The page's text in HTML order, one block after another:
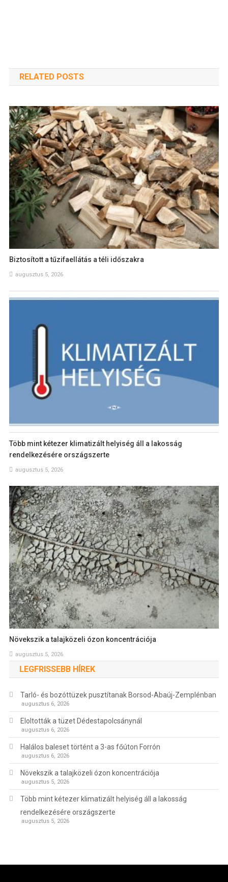
RELATED POSTS
Biztosított a tűzifaellátás a téli időszakra
augusztus 5, 2026
Több mint kétezer klimatizált helyiség áll a lakosság
rendelkezésére országszerte
augusztus 5, 2026
Növekszik a talajközeli ózon koncentrációja
augusztus 5, 2026
LEGFRISSEBB HÍREK
Tarló- és bozóttüzek pusztítanak Borsod-Abaúj-Zemplénban
augusztus 6, 2026
Eloltották a tüzet Dédestapolcsánynál
augusztus 6, 2026
Halálos baleset történt a 3-as főúton Forrón
augusztus 6, 2026
Növekszik a talajközeli ózon koncentrációja
augusztus 5, 2026
Több mint kétezer klimatizált helyiség áll a lakosság
rendelkezésére országszerte
augusztus 5, 2026